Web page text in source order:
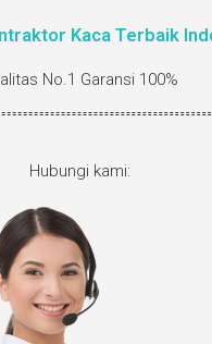
Kaca Terbaik
No.1 Garansi 100%
Hubungi kami: